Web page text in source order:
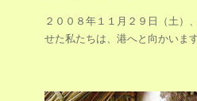
２００８年１１月２９日（土）
せた私たちは、港へと向かいま